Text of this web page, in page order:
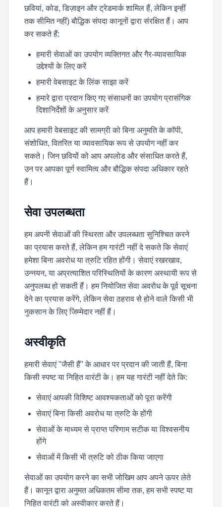
छवियां, कोड, डिज़ाइन और ट्रेडमार्क शामिल हैं, लेकिन इन्हीं
तक सीमित नहीं) बौद्धिक संपदा कानूनों द्वारा संरक्षित हैं। आप
कर सकते हैं:
हमारी सेवाओं का उपयोग व्यक्तिगत और गैर-व्यावसायिक
उद्देश्यों के लिए करें
हमारी वेबसाइट के लिंक साझा करें
हमारे द्वारा प्रदान किए गए संसाधनों का उपयोग प्रासंगिक
दिशानिर्देशों के अनुसार करें
आप हमारी वेबसाइट की सामग्री को बिना अनुमति के कॉपी,
संशोधित, वितरित या व्यावसायिक रूप से उपयोग नहीं कर
सकते। जिन छवियों को आप अपलोड और संसाधित करते हैं,
उन पर आपका पूर्ण स्वामित्व और बौद्धिक संपदा अधिकार रहते
हैं।
सेवा उपलब्धता
हम अपनी सेवाओं की स्थिरता और उपलब्धता सुनिश्चित करने
का प्रयास करते हैं, लेकिन हम गारंटी नहीं दे सकते कि सेवाएं
हमेशा बिना अवरोध या त्रुटि रहित होंगी। सेवाएं रखरखाव,
उन्नयन, या अप्रत्याशित परिस्थितियों के कारण अस्थायी रूप से
अनुपलब्ध हो सकती हैं। हम नियोजित सेवा अवरोध के पूर्व सूचना
देने का प्रयास करेंगे, लेकिन सेवा ठहराव से होने वाले किसी भी
नुकसान के लिए जिम्मेदार नहीं हैं।
अस्वीकृति
हमारी सेवाएं "जैसी हैं" के आधार पर प्रदान की जाती हैं, बिना
किसी स्पष्ट या निहित वारंटी के। हम यह गारंटी नहीं देते कि:
सेवाएं आपकी विशिष्ट आवश्यकताओं को पूरा करेंगी
सेवाएं बिना किसी अवरोध या त्रुटि के होंगी
सेवाओं के माध्यम से प्राप्त परिणाम सटीक या विश्वसनीय
होंगे
सेवाओं में किसी भी त्रुटि को ठीक किया जाएगा
सेवाओं का उपयोग करने का सभी जोखिम आप अपने ऊपर लेते
हैं। कानून द्वारा अनुमत अधिकतम सीमा तक, हम सभी स्पष्ट या
निहित वारंटी को अस्वीकार करते हैं।